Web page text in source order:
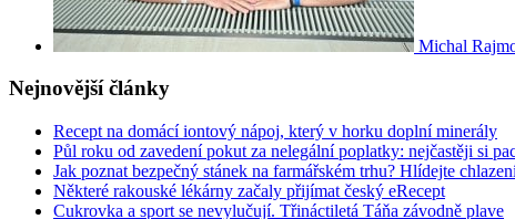
Michal
Nejnovější články
Recept na domácí iontový nápoj, který v horku doplní minerály
Půl roku od zavedení pokut za nelegální poplatky: nejčastěji si
Jak poznat bezpečný stánek na farmářském trhu? Hlídejte
Některé rakouské lékárny začaly přijímat český eRecept
Cukrovka a sport se nevylučují. Třináctiletá Táňa závodně plave